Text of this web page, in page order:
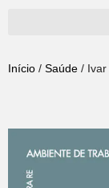
para
Início / Saúde / Ivar